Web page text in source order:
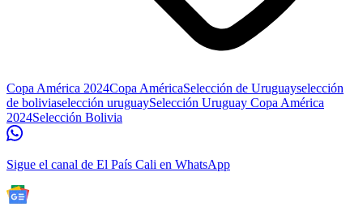
Copa América 2024Copa AméricaSelección de Uruguayselección
de boliviaselección uruguaySelección Uruguay Copa América
2024Selección Bolivia
Sigue el canal de El País Cali en WhatsApp